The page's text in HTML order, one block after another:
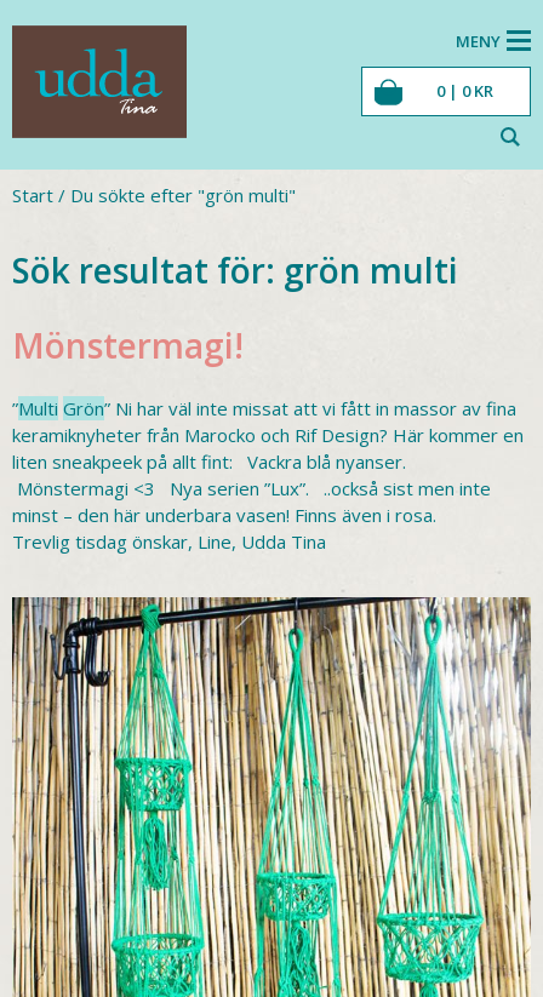
MENY
0 | 0KR
Start / Du sökte efter "grön multi"
Sök resultat för: grön multi
Mönstermagi!
”Multi Grön” Ni har väl inte missat att vi fått in massor av fina
keramiknyheter från Marocko och Rif Design? Här kommer en
liten sneakpeek på allt fint: Vackra blå nyanser.
Mönstermagi <3 Nya serien ”Lux”. ..också sist men inte
minst – den här underbara vasen! Finns även i rosa.
Trevlig tisdag önskar, Line, Udda Tina